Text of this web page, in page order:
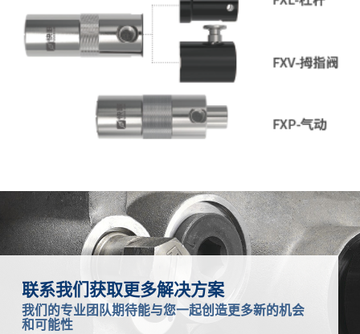
联系我们获取更多解决方案
我们的专业团队期待能与您一起创造更多新的机会
和可能性